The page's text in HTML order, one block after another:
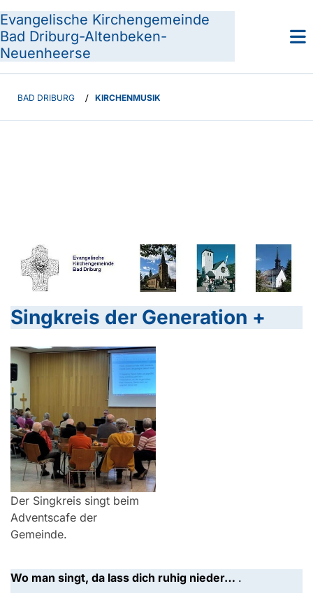
Evangelische Kirchengemeinde
Bad Driburg-Altenbeken-
Neuenheerse
BAD DRIBURG / KIRCHENMUSIK
Singkreis der Generation +
Der Singkreis singt beim
Adventscafe der
Gemeinde.
Wo man singt, da lass dich ruhig nieder… .